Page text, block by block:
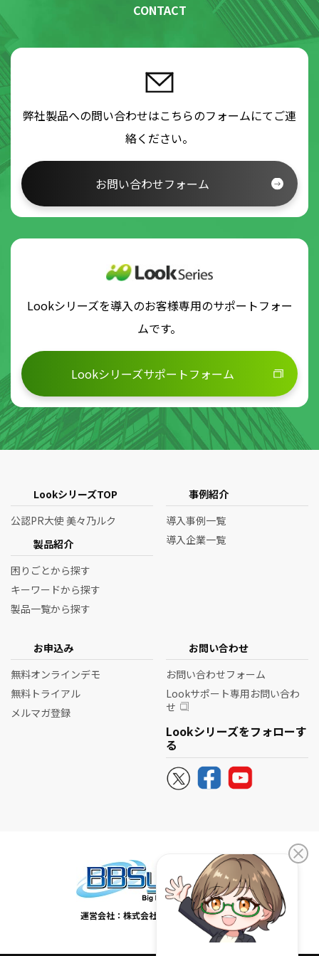
CONTACT
弊社製品への問い合わせはこちらのフォームにてご連
絡ください。
お問い合わせフォーム
Lookシリーズを導入のお客様専用のサポートフォー
ムです。
Lookシリーズサポートフォーム
LookシリーズTOP
公認PR大使 美々乃ルク
製品紹介
困りごとから探す
キーワードから探す
製品一覧から探す
事例紹介
導入事例一覧
導入企業一覧
お申込み
無料オンラインデモ
無料トライアル
メルマガ登録
お問い合わせ
お問い合わせフォーム
Lookサポート専用お問い合わ
せ
Lookシリーズをフォローす
る
運営会社：株式会社ビービーシステム